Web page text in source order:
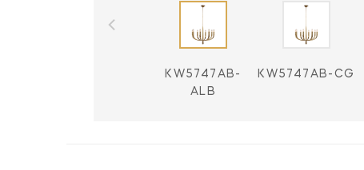
KW5747AB-
ALB
KW5747AB-CG